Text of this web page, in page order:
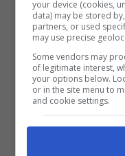
Impossibile
Muciaccia di
si guadagna
your device (cookies,
data) may be stored
partners, or used
may use precise
Some vendors may
of legitimate interest,
your options below.
or in the site menu to
and cookie settings.